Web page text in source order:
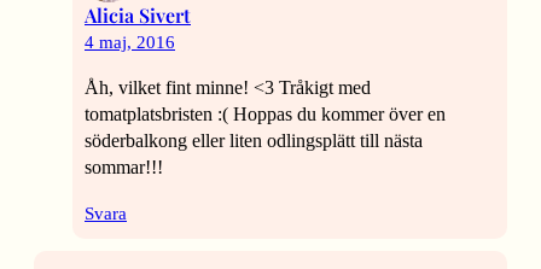
Alicia Sivert
4 maj, 2016
Åh, vilket fint minne! <3 Tråkigt med
tomatplatsbristen :( Hoppas du kommer över en
söderbalkong eller liten odlingsplätt till nästa
sommar!!!
Svara